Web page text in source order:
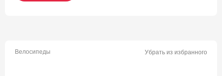
Велосипеды Убрать из избранного